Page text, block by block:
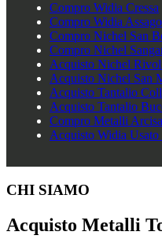
Compro Widia Cressa
Compro Widia Assago
Compro Nichel San
Compro Nichel
Acquisto Nichel
Acquisto Nichel San
Acquisto Tantalio
Acquisto Tantalio
Compro Metalli
Acquisto Widia Usato
Footer
CHI SIAMO
Acquisto Metalli